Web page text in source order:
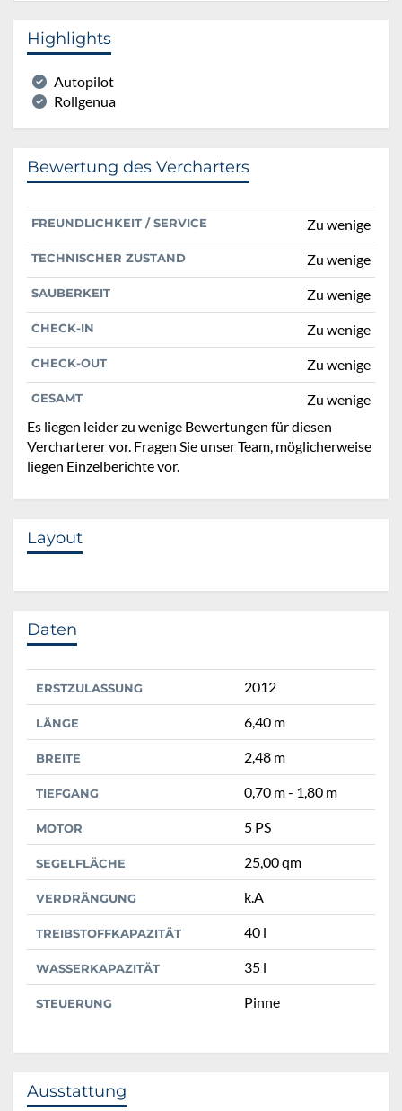
Highlights
Autopilot
Rollgenua
Bewertung des Vercharters
FREUNDLICHKEIT / SERVICE Zu wenige
TECHNISCHER ZUSTAND Zu wenige
SAUBERKEIT Zu wenige
CHECK-IN Zu wenige
CHECK-OUT Zu wenige
GESAMT
Zu wenige
Es liegen leider zu wenige Bewertungen für diesen
Vercharterer vor. Fragen Sie unser Team, möglicherweise
liegen Einzelberichte vor.
Layout
Daten
ERSTZULASSUNG 2012
LÄNGE 6,40 m
BREITE 2,48 m
TIEFGANG 0,70 m - 1,80 m
MOTOR 5 PS
SEGELFLÄCHE 25,00 qm
VERDRÄNGUNG k.A
TREIBSTOFFKAPAZITÄT 40 l
WASSERKAPAZITÄT 35 l
STEUERUNG Pinne
Ausstattung